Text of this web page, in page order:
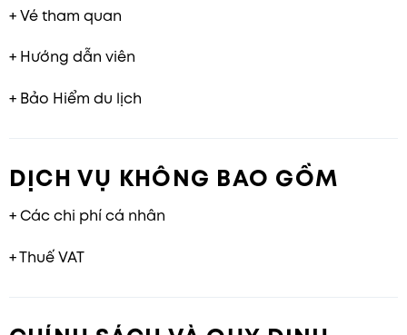
+ Vé tham quan
+ Hướng dẫn viên
+ Bảo Hiểm du lịch
DỊCH VỤ KHÔNG BAO GỒM
+ Các chi phí cá nhân
+ Thuế VAT